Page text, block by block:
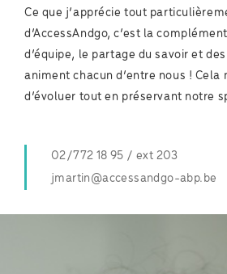
Ce que j’apprécie tout
d’AccessAndgo, c’est la
d’équipe, le partage du savoir et
animent chacun d’entre nous ! Cela
d’évoluer tout en préservant notre
02/772 18 95 / ext 203
jmartin@accessandgo-abp.be